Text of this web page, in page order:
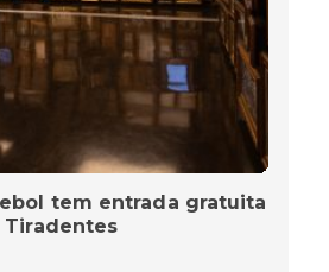
tem entrada gratuita